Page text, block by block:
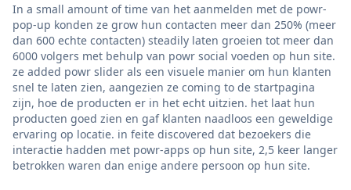
In a small amount of time van het aanmelden met de powr-
pop-up konden ze grow hun contacten meer dan 250% (meer
dan 600 echte contacten) steadily laten groeien tot meer dan
6000 volgers met behulp van powr social voeden op hun site.
ze added powr slider als een visuele manier om hun klanten
snel te laten zien, aangezien ze coming to de startpagina
zijn, hoe de producten er in het echt uitzien. het laat hun
producten goed zien en gaf klanten naadloos een geweldige
ervaring op locatie. in feite discovered dat bezoekers die
interactie hadden met powr-apps op hun site, 2,5 keer langer
betrokken waren dan enige andere persoon op hun site.